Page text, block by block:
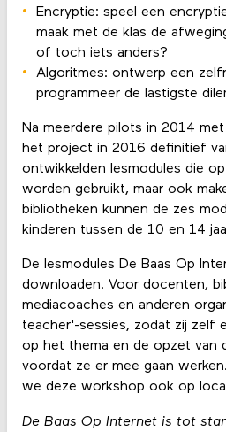
Encryptie: speel een
maak met de klas de
of toch iets anders?
Algoritmes: ontwerp een
programmeer de lastigste
Na meerdere pilots in 2014
het project in 2016 definitief
ontwikkelden lesmodules die
worden gebruikt, maar ook
bibliotheken kunnen de zes
kinderen tussen de 10 en 14
De lesmodules De Baas Op
downloaden. Voor docenten,
mediacoaches en anderen
teacher'-sessies, zodat zij zelf
op het thema en de opzet van
voordat ze er mee gaan
we deze workshop ook op
De Baas Op Internet is tot